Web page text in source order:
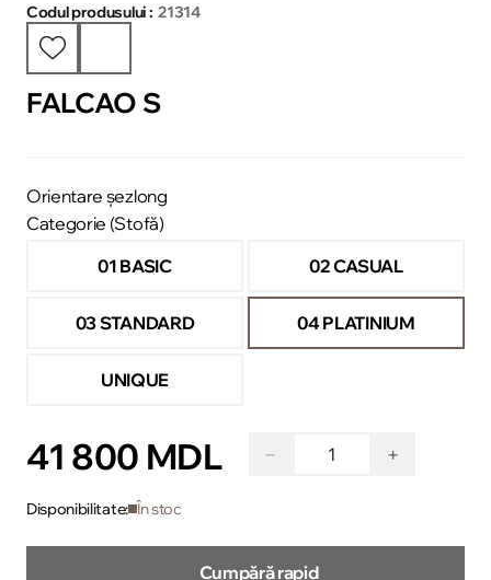
Codul produsului : 21314
FALCAO S
Orientare șezlong
Categorie (Stofă)
01 BASIC
02 CASUAL
03 STANDARD 04 PLATINIUM
UNIQUE
41 800 MDL − +
Disponibilitate: În stoc
Cumpără rapid